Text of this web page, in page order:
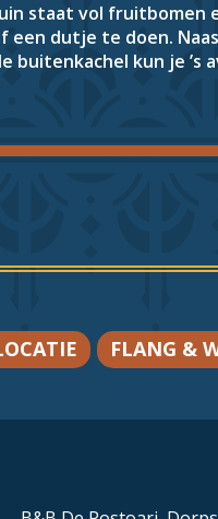
staat vol fruitbomen
een dutje te doen.
buitenkachel kun je
FLANG &